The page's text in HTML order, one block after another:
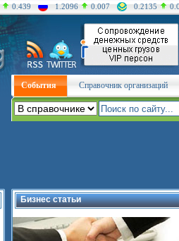
0.439 1.2096 0.007 0.2135
События Справочник организаций
Бизнес статьи